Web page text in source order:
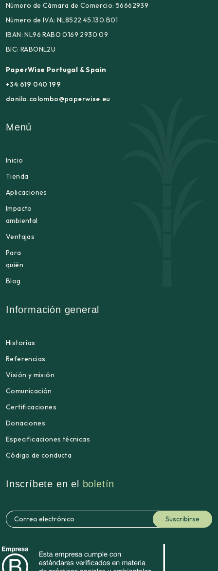
Número de Cámara de Comercio: 56662939
Número de IVA: NL8522.45.130.B01
IBAN: NL96 RABO 0169 2930 09
BIC: RABONL2U
PaperWise Portugal & Spain
+34 619 040 199
danilo.colombo@paperwise.eu
Menú
Inicio
Tienda
Aplicaciones
Impacto
ambiental
Ventajas
Para
quién
Blog
Información general
Historias
Referencias
Visión y misión
Comunicación
Certificaciones
Donaciones
Especificaciones técnicas
Código de conducta
Inscríbete en el boletín